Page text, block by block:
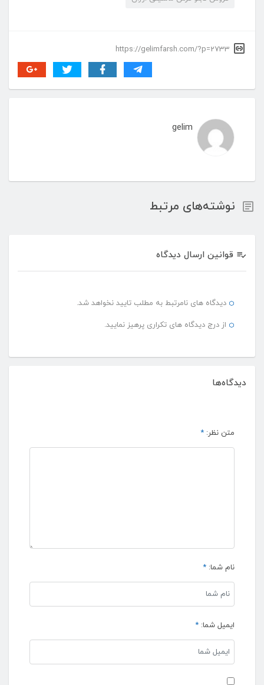
https://gelimfarsh.com/?p=2733
gelim
نوشته‌های مرتبط
قوانین ارسال دیدگاه
دیدگاه های نامرتبط به مطلب تایید نخواهد شد.
از درج دیدگاه های تکراری پرهیز نمایید.
دیدگاه‌ها
متن نظر: *
نام شما: *
ایمیل شما: *